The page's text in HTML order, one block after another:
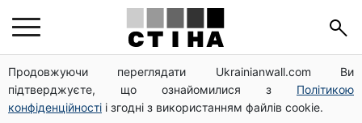
Продовжуючи переглядати Ukrainianwall.com Ви
підтверджуєте, що ознайомилися з Політикою
конфіденційності і згодні з використанням файлів cookie.
Директорка ДОЗ Києва Тетяна Мостепан:
Демографічна криза потребує нових рішень уже
сьогодні